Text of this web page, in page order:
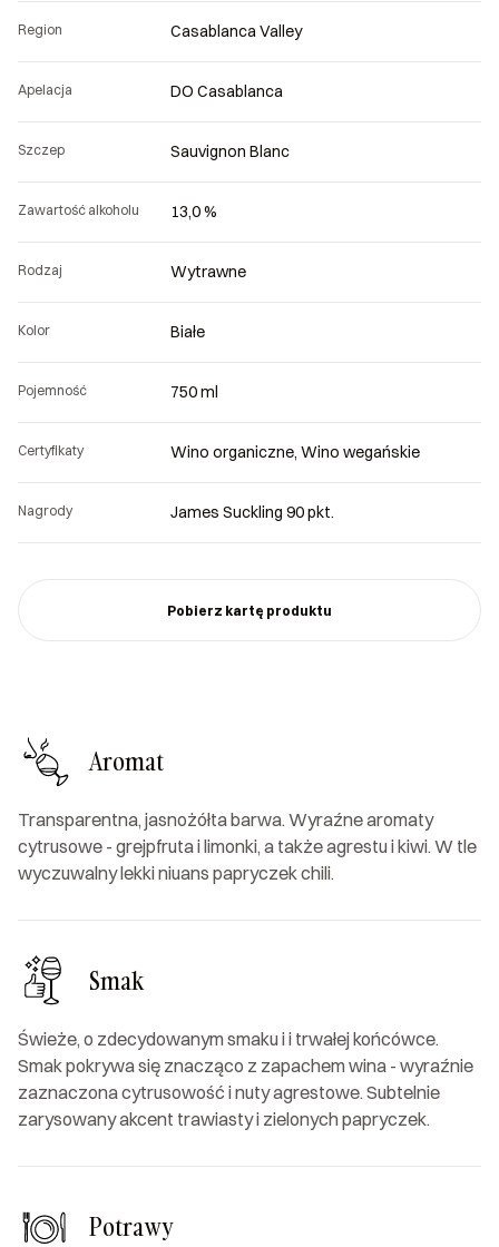
Aromat
Transparentna, jasnożółta barwa. Wyraźne aromaty
cytrusowe - grejpfruta i limonki, a także agrestu i kiwi. W tle
wyczuwalny lekki niuans papryczek chili.
Smak
Świeże, o zdecydowanym smaku i i trwałej końcówce.
Smak pokrywa się znacząco z zapachem wina - wyraźnie
zaznaczona cytrusowość i nuty agrestowe. Subtelnie
zarysowany akcent trawiasty i zielonych papryczek.
Potrawy
Region Casablanca Valley
Apelacja DO Casablanca
Szczep Sauvignon Blanc
Zawartość alkoholu 13,0 %
Rodzaj Wytrawne
Kolor Białe
Pojemność 750 ml
Certyfikaty Wino organiczne, Wino wegańskie
Nagrody James Suckling 90 pkt.
Pobierz kartę produktu